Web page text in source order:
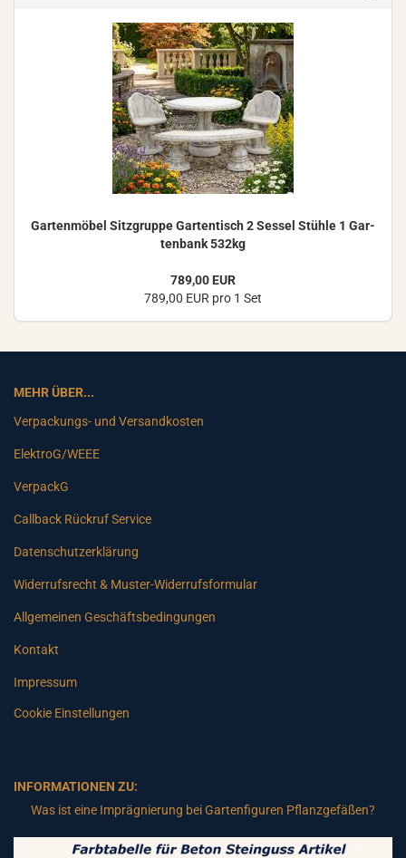
Gar­ten­mö­bel Sitz­grup­pe Gar­ten­tisch 2 Ses­sel Stüh­le 1 Gar­
ten­bank 532kg
789,00 EUR
789,00 EUR pro 1 Set
MEHR ÜBER...
Verpackungs- und Versandkosten
ElektroG/WEEE
VerpackG
Callback Rückruf Service
Datenschutzerklärung
Widerrufsrecht & Muster-Widerrufsformular
Allgemeinen Geschäftsbedingungen
Kontakt
Impressum
Cookie Einstellungen
INFORMATIONEN ZU:
Was ist eine Imprägnierung bei Gartenfiguren Pflanzgefäßen?